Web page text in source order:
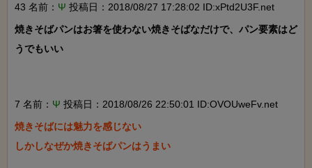
43 名前： Ψ 投稿日：2018/08/27 17:28:02 ID:xPtd2U3F.net
焼きそばパンはお箸を使わない焼きそばなだけで、パン要素はど
うでもいい
7 名前： Ψ 投稿日：2018/08/26 22:50:01 ID:OVOUweFv.net
焼きそばには魅力を感じない
しかしなぜか焼きそばパンはうまい